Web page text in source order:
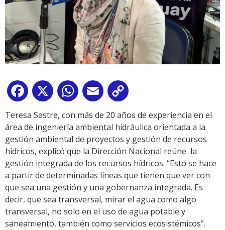
Facebook
X WhatsApp
Email
Link
Teresa Sastre, con más de 20 años de experiencia en el
área de ingeniería ambiental hidráulica orientada a la
gestión ambiental de proyectos y gestión de recursos
hídricos, explicó que la Dirección Nacional reúne la
gestión integrada de los recursos hídricos. “Esto se hace
a partir de determinadas líneas que tienen que ver con
que sea una gestión y una gobernanza integrada. Es
decir, que sea transversal, mirar el agua como algo
transversal, no solo en el uso de agua potable y
saneamiento, también como servicios ecosistémicos”.